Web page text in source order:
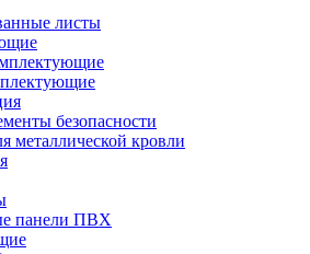
листы
безопасности
металлической кровли
панели ПВХ